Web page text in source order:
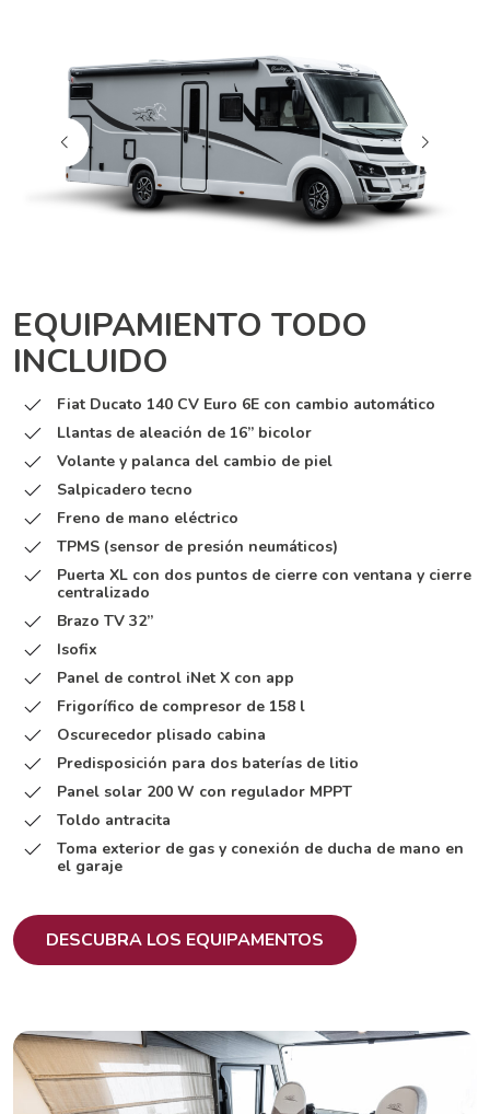
EQUIPAMIENTO TODO
INCLUIDO
Fiat Ducato 140 CV Euro 6E con cambio automático
Llantas de aleación de 16” bicolor
Volante y palanca del cambio de piel
Salpicadero tecno
Freno de mano eléctrico
TPMS (sensor de presión neumáticos)
Puerta XL con dos puntos de cierre con ventana y cierre
centralizado
Brazo TV 32’’
Isofix
Panel de control iNet X con app
Frigorífico de compresor de 158 l
Oscurecedor plisado cabina
Predisposición para dos baterías de litio
Panel solar 200 W con regulador MPPT
Toldo antracita
Toma exterior de gas y conexión de ducha de mano en
el garaje
DESCUBRA LOS EQUIPAMENTOS